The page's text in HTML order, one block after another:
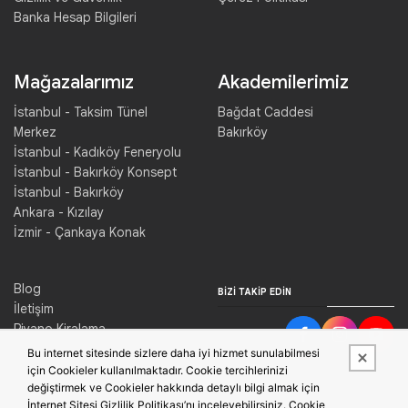
Banka Hesap Bilgileri
Mağazalarımız
İstanbul - Taksim Tünel
Merkez
İstanbul - Kadıköy Feneryolu
İstanbul - Bakırköy Konsept
İstanbul - Bakırköy
Ankara - Kızılay
İzmir - Çankaya Konak
Akademilerimiz
Bağdat Caddesi
Bakırköy
Blog
İletişim
Piyano Kiralama
Konser Salonu Kiralama
BIZI TAKIP EDIN
Bu internet sitesinde sizlere daha iyi hizmet sunulabilmesi
için Cookieler kullanılmaktadır. Cookie tercihlerinizi
değiştirmek ve Cookieler hakkında detaylı bilgi almak için
İnternet Sitesi Gizlilik Politikası’nı inceleyebilirsiniz. Cookie